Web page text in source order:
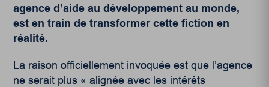
agence d’aide au développement au monde,
est en train de transformer cette fiction en
réalité.
La raison officiellement invoquée est que l’agence
ne serait plus « alignée avec les intérêts